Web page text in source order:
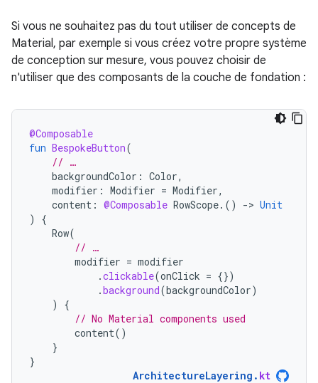
Si vous ne souhaitez pas du tout utiliser de concepts de
Material, par exemple si vous créez votre propre système
de conception sur mesure, vous pouvez choisir de
n'utiliser que des composants de la couche de fondation :
@Composable
fun BespokeButton(
// …
backgroundColor : Color,
modifier : Modifier = Modifier,
content : @Composable RowScope.() -> Unit
)
{
Row(
// …
modifier = modifier
.clickable(onClick = {})
.background(backgroundColor)
)
{
// No Material components used
content()
}
}
ArchitectureLayering . kt